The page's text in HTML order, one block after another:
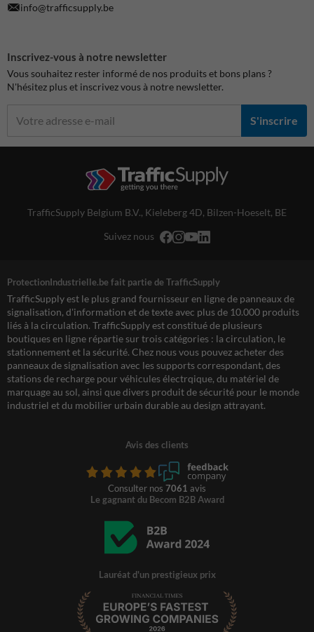
info@trafficsupply.be
Inscrivez-vous à notre newsletter
Vous souhaitez rester informé de nos produits et bons plans ?
N'hésitez plus et inscrivez vous à notre newsletter.
S'inscrire
TrafficSupply Belgium B.V., Kieleberg 4D, Bilzen-Hoeselt, BE
Suivez nous
ProtectionIndustrielle.be fait partie de TrafficSupply
TrafficSupply est le plus grand fournisseur en ligne de panneaux de
signalisation, d'information et de texte avec plus de 10.000 produits
liés à la circulation. TrafficSupply est constitué de plusieurs
boutiques en ligne répartie sur trois catégories : la circulation, le
stationnement et la sécurité. Chez nous vous pouvez acheter des
panneaux de signalisation avec les supports correspondant, des
stations de recharge pour véhicules électrqique, du matériel de
marquage au sol, ainsi que divers produit de sécurité pour le monde
industriel et du mobilier urbain durable au design attrayant.
Avis des clients
Consulter nos 7061 avis
Le gagnant du Becom B2B Award
Lauréat d'un prestigieux prix